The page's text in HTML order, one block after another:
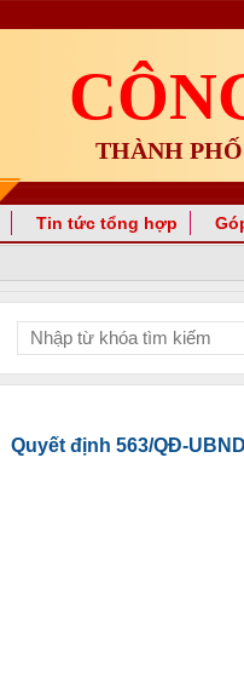
THÀNH
Tin tức tổng hợp
Quyết định 563/QĐ-UBND